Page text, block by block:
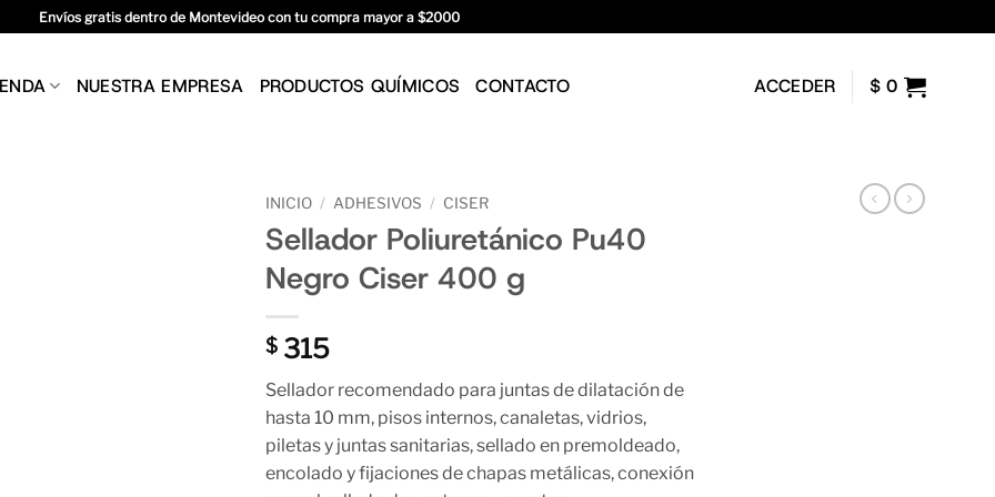
Envíos gratis dentro de Montevideo con tu compra mayor a $2000
NUESTRA EMPRESA PRODUCTOS QUÍMICOS CONTACTO ACCEDER $ 0
INICIO / ADHESIVOS / CISER
Sellador Poliuretánico Pu40
Negro Ciser 400 g
$ 315
Sellador recomendado para juntas de dilatación de
hasta 10 mm, pisos internos, canaletas, vidrios,
piletas y juntas sanitarias, sellado en premoldeado,
encolado y fijaciones de chapas metálicas, conexión